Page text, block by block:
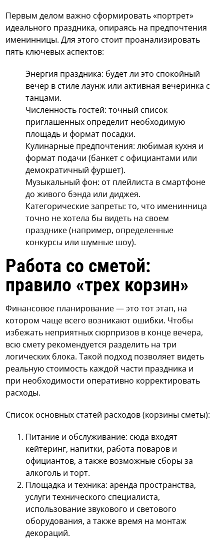
Первым делом важно сформировать «портрет»
идеального праздника, опираясь на предпочтения
именинницы. Для этого стоит проанализировать
пять ключевых аспектов:
Энергия праздника: будет ли это спокойный
вечер в стиле лаунж или активная вечеринка с
танцами.
Численность гостей: точный список
приглашенных определит необходимую
площадь и формат посадки.
Кулинарные предпочтения: любимая кухня и
формат подачи (банкет с официантами или
демократичный фуршет).
Музыкальный фон: от плейлиста в смартфоне
до живого бэнда или диджея.
Категорические запреты: то, что именинница
точно не хотела бы видеть на своем
празднике (например, определенные
конкурсы или шумные шоу).
Работа со сметой:
правило «трех корзин»
Финансовое планирование — это тот этап, на
котором чаще всего возникают ошибки. Чтобы
избежать неприятных сюрпризов в конце вечера,
всю смету рекомендуется разделить на три
логических блока. Такой подход позволяет видеть
реальную стоимость каждой части праздника и
при необходимости оперативно корректировать
расходы.
Список основных статей расходов (корзины сметы):
Питание и обслуживание: сюда входят
кейтеринг, напитки, работа поваров и
официантов, а также возможные сборы за
алкоголь и торт.
Площадка и техника: аренда пространства,
услуги технического специалиста,
использование звукового и светового
оборудования, а также время на монтаж
декораций.